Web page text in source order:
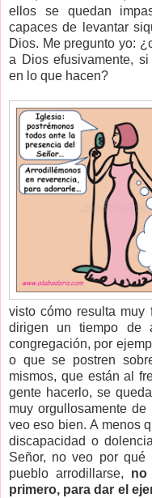
ellos se quedan
capaces de levantar
Dios. Me pregunto yo:
a Dios efusivamente,
en lo que hacen?
visto cómo resulta muy
dirigen un tiempo de
congregación, por
o que se postren
mismos, que están al
gente hacerlo, se
muy orgullosamente
veo eso bien. A menos
discapacidad o
Señor, no veo por
pueblo arrodillarse, no
primero, para dar el